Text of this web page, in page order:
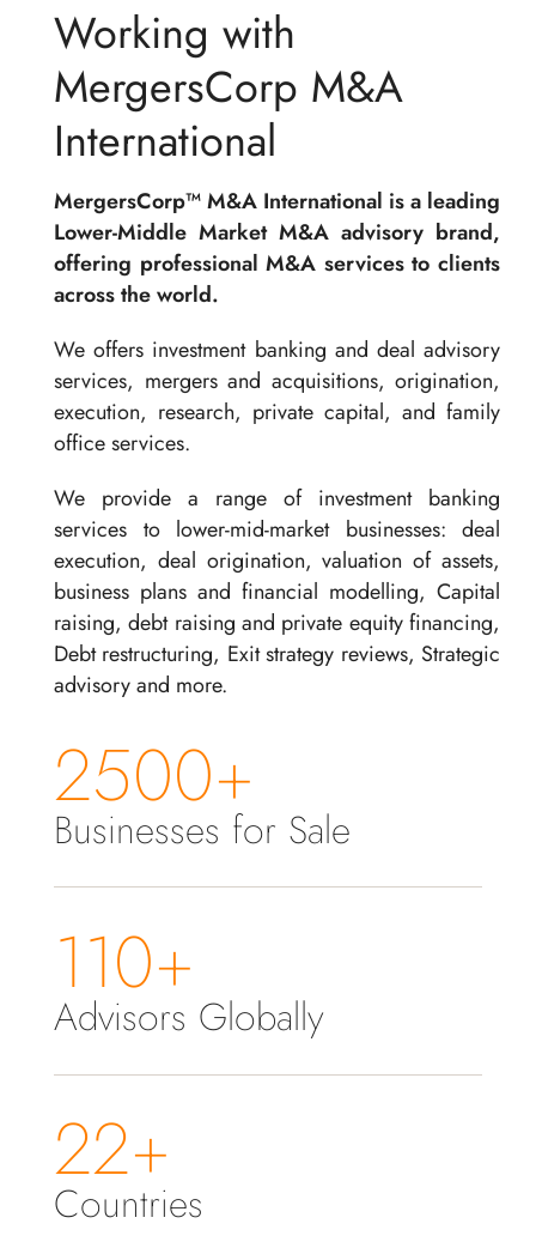
Working with
MergersCorp M&A
International
MergersCorp™ M&A International is a leading
Lower-Middle Market M&A advisory brand,
offering professional M&A services to clients
across the world.
We offers investment banking and deal advisory
services, mergers and acquisitions, origination,
execution, research, private capital, and family
office services.
We provide a range of investment banking
services to lower-mid-market businesses: deal
execution, deal origination, valuation of assets,
business plans and financial modelling, Capital
raising, debt raising and private equity financing,
Debt restructuring, Exit strategy reviews, Strategic
advisory and more.
2500+
Businesses for Sale
110+
Advisors Globally
22+
Countries